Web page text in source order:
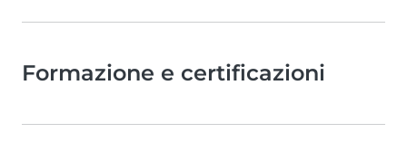
Formazione e certificazioni